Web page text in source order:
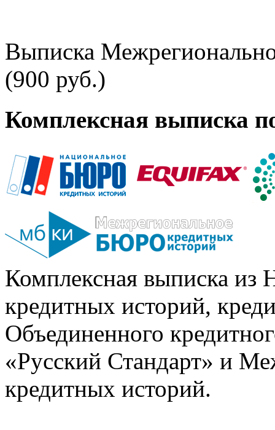
Выписка
(900 руб.)
Комплексная выписка
Комплексная выписка из
кредитных историй,
Объединенного
«Русский Стандарт» и
кредитных историй.